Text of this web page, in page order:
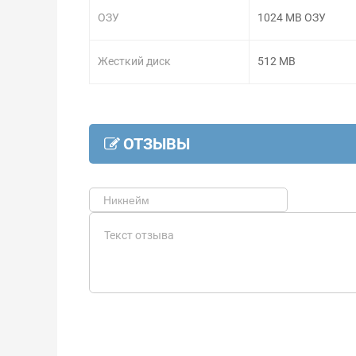
ОЗУ
Жесткий диск
1024 MB ОЗУ
512 MB
ОТЗЫВЫ